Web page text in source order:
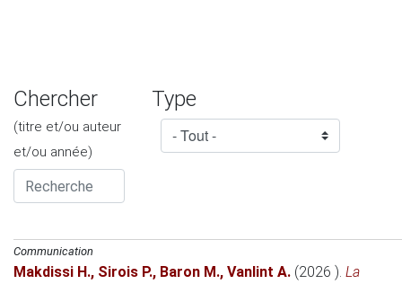
Chercher
(titre et/ou auteur
et/ou année)
Type
Communication
Makdissi H., Sirois P., Baron M., Vanlint A. (2026 ). La